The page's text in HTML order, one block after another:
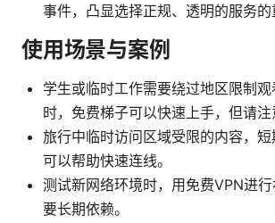
事件，凸显选择正规、透明的服务的
使用场景与案例
学生或临时工作需要绕过地区限制
时，免费梯子可以快速上手，但请注
旅行中临时访问区域受限的内容，
可以帮助快速连线。
测试新网络环境时，用免费VPN进
要长期依赖。